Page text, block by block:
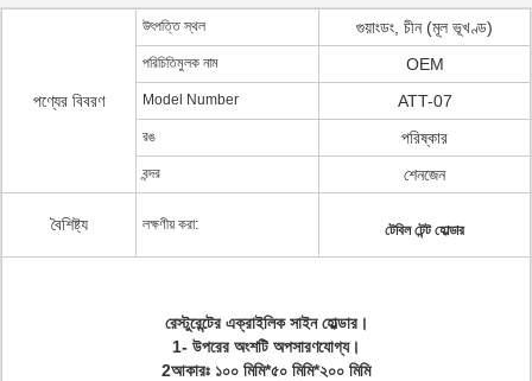
পণ্যের বিবরণ
উৎপত্তি স্থল গুয়াংডং, চীন (মূল ভূখণ্ড)
পরিচিতিমুলক নাম OEM
Model Number ATT-07
রঙ পরিষ্কার
বন্দর শেনজেন
বৈশিষ্ট্য লক্ষণীয় করা: টেবিল টেন্ট হোল্ডার
রেস্টুরেন্টের এক্রাইলিক সাইন হোল্ডার।
1- উপরের অংশটি অপসারণযোগ্য।
2আকারঃ ১০০ মিমি*৫০ মিমি*২০০ মিমি